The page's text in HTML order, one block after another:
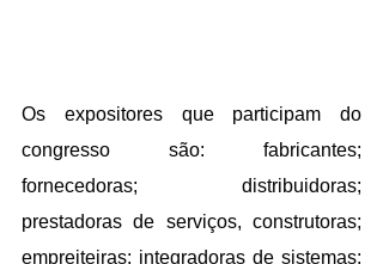
Os expositores que participam do
congresso são: fabricantes;
fornecedoras; distribuidoras;
prestadoras de serviços, construtoras;
empreiteiras; integradoras de sistemas;